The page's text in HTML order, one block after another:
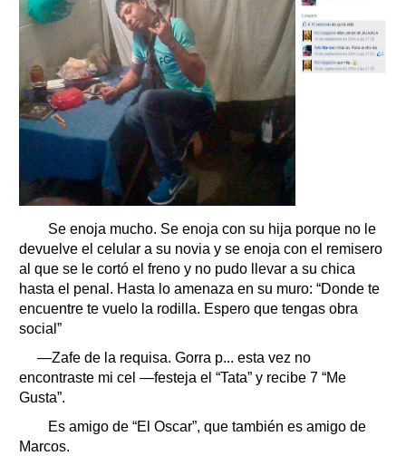
Se enoja mucho. Se enoja con su hija porque no le
devuelve el celular a su novia y se enoja con el remisero
al que se le cortó el freno y no pudo llevar a su chica
hasta el penal. Hasta lo amenaza en su muro: “Donde te
encuentre te vuelo la rodilla. Espero que tengas obra
social”
—Zafe de la requisa. Gorra p... esta vez no
encontraste mi cel —festeja el “Tata” y recibe 7 “Me
Gusta”.
Es amigo de “El Oscar”, que también es amigo de
Marcos.